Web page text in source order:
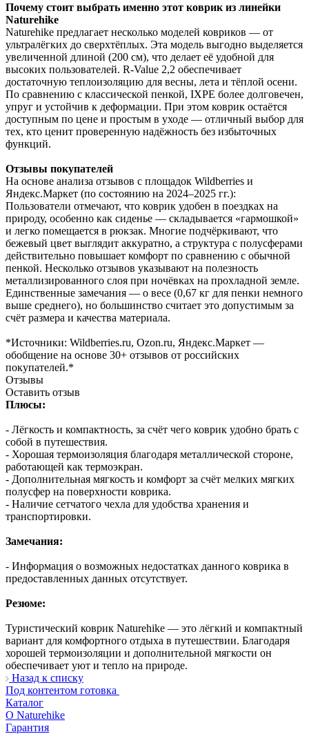
Почему стоит выбрать именно этот коврик из линейки
Naturehike
Naturehike предлагает несколько моделей ковриков — от
ультралёгких до сверхтёплых. Эта модель выгодно выделяется
увеличенной длиной (200 см), что делает её удобной для
высоких пользователей. R-Value 2,2 обеспечивает
достаточную теплоизоляцию для весны, лета и тёплой осени.
По сравнению с классической пенкой, IXPE более долговечен,
упруг и устойчив к деформации. При этом коврик остаётся
доступным по цене и простым в уходе — отличный выбор для
тех, кто ценит проверенную надёжность без избыточных
функций.
Отзывы покупателей
На основе анализа отзывов с площадок Wildberries и
Яндекс.Маркет (по состоянию на 2024–2025 гг.):
Пользователи отмечают, что коврик удобен в поездках на
природу, особенно как сиденье — складывается «гармошкой»
и легко помещается в рюкзак. Многие подчёркивают, что
бежевый цвет выглядит аккуратно, а структура с полусферами
действительно повышает комфорт по сравнению с обычной
пенкой. Несколько отзывов указывают на полезность
металлизированного слоя при ночёвках на прохладной земле.
Единственные замечания — о весе (0,67 кг для пенки немного
выше среднего), но большинство считает это допустимым за
счёт размера и качества материала.
*Источники: Wildberries.ru, Ozon.ru, Яндекс.Маркет —
обобщение на основе 30+ отзывов от российских
покупателей.*
Отзывы
Оставить отзыв
Плюсы:
- Лёгкость и компактность, за счёт чего коврик удобно брать с
собой в путешествия.
- Хорошая термоизоляция благодаря металлической стороне,
работающей как термоэкран.
- Дополнительная мягкость и комфорт за счёт мелких мягких
полусфер на поверхности коврика.
- Наличие сетчатого чехла для удобства хранения и
транспортировки.
Замечания:
- Информация о возможных недостатках данного коврика в
предоставленных данных отсутствует.
Резюме:
Туристический коврик Naturehike — это лёгкий и компактный
вариант для комфортного отдыха в путешествии. Благодаря
хорошей термоизоляции и дополнительной мягкости он
обеспечивает уют и тепло на природе.
Назад к списку
Под контентом готовка
Каталог
О Naturehike
Гарантия